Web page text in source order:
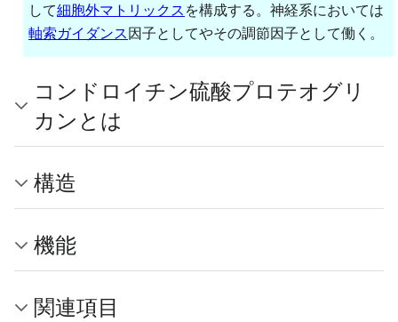
して細胞外マトリックス を構成する。神経系においては
軸索ガイダンス因子としてやその調節因子として働く。
コンドロイチン硫酸プロテオグリ
カンとは
構造
機能
関連項目